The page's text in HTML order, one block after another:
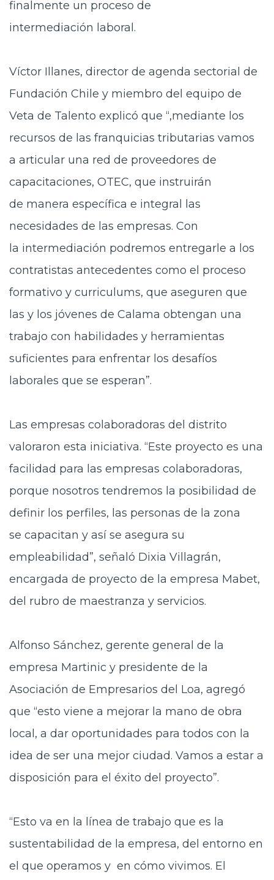
finalmente un proceso de
intermediación laboral.
Víctor Illanes, director de agenda sectorial de
Fundación Chile y miembro del equipo de
Veta de Talento explicó que “,mediante los
recursos de las franquicias tributarias vamos
a articular una red de proveedores de
capacitaciones, OTEC, que instruirán
de manera específica e integral las
necesidades de las empresas. Con
la intermediación podremos entregarle a los
contratistas antecedentes como el proceso
formativo y curriculums, que aseguren que
las y los jóvenes de Calama obtengan una
trabajo con habilidades y herramientas
suficientes para enfrentar los desafíos
laborales que se esperan”.
Las empresas colaboradoras del distrito
valoraron esta iniciativa. “Este proyecto es una
facilidad para las empresas colaboradoras,
porque nosotros tendremos la posibilidad de
definir los perfiles, las personas de la zona
se capacitan y así se asegura su
empleabilidad”, señaló Dixia Villagrán,
encargada de proyecto de la empresa Mabet,
del rubro de maestranza y servicios.
Alfonso Sánchez, gerente general de la
empresa Martinic y presidente de la
Asociación de Empresarios del Loa, agregó
que “esto viene a mejorar la mano de obra
local, a dar oportunidades para todos con la
idea de ser una mejor ciudad. Vamos a estar a
disposición para el éxito del proyecto”.
“Esto va en la línea de trabajo que es la
sustentabilidad de la empresa, del entorno en
el que operamos y en cómo vivimos. El